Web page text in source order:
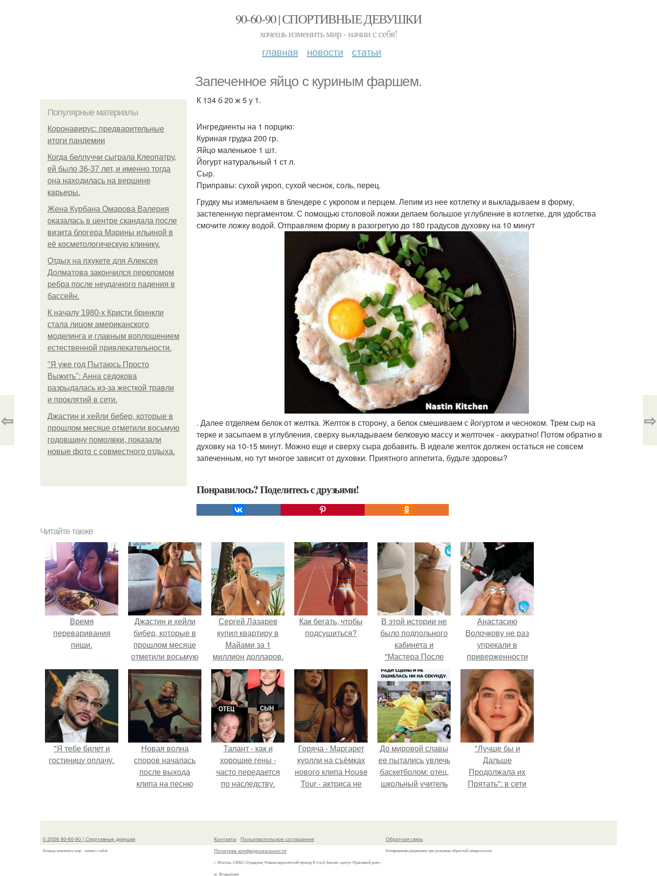
90-60-90 | СПОРТИВНЫЕ ДЕВУШКИ
хочешь изменить мир - начни с себя!
главная новости статьи
Запеченное яйцо с куриным фаршем.
Популярные материалы
Коронавирус: предварительные
итоги пандемии
Когда беллуччи сыграла Клеопатру,
ей было 36-37 лет, и именно тогда
она находилась на вершине
карьеры.
Жена Курбана Омарова Валерия
оказалась в центре скандала после
визита блогера Марины ильиной в
её косметологическую клинику.
Отдых на пхукете для Алексея
Долматова закончился переломом
ребра после неудачного падения в
бассейн.
К началу 1980-х Кристи бринкли
стала лицом американского
моделинга и главным воплощением
естественной привлекательности.
"Я уже год Пытаюсь Просто
Выжить": Анна седокова
разрыдалась из-за жесткой травли
и проклятий в сети.
Джастин и хейли бибер, которые в
прошлом месяце отметили восьмую
годовщину помолвки, показали
новые фото с совместного отдыха.
К 134 б 20 ж 5 у 1.
Ингредиенты на 1 порцию:
Куриная грудка 200 гр.
Яйцо маленькое 1 шт.
Йогурт натуральный 1 ст л.
Сыр.
Приправы: сухой укроп, сухой чеснок, соль, перец.
Грудку мы измельчаем в блендере с укропом и перцем. Лепим из нее котлетку и выкладываем в форму,
застеленную пергаментом. С помощью столовой ложки делаем большое углубление в котлетке, для удобства
смочите ложку водой. Отправляем форму в разогретую до 180 градусов духовку на 10 минут
. Далее отделяем белок от желтка. Желток в сторону, а белок смешиваем с йогуртом и чесноком. Трем сыр на
терке и засыпаем в углубления, сверху выкладываем белковую массу и желточек - аккуратно! Потом обратно в
духовку на 10-15 минут. Можно еще и сверху сыра добавить. В идеале желток должен остаться не совсем
запеченным, но тут многое зависит от духовки. Приятного аппетита, будьте здоровы?
Понравилось? Поделитесь с друзьями!
⇦ ⇨
Читайте также
Время
переваривания
пищи.
Джастин и хейли
бибер, которые в
прошлом месяце
отметили восьмую
годовщину
помолвки, показали
новые фото с
совместного
отдыха.
Сергей Лазарев
купил квартиру в
Майами за 1
миллион долларов.
Как бегать, чтобы
подсушиться?
В этой истории не
было подпольного
кабинета и
"Мастера После
Двухнедельных
Курсов".
Анастасию
Волочкову не раз
упрекали в
приверженности
устаревшим бьюти -
процедурам.
"Я тебе билет и
гостиницу оплачу.
Новая волна
споров началась
после выхода
клипа на песню
Талант - как и
хорошие гены -
часто передается
по наследству.
Горяча - Маргарет
куолли на съёмках
нового клипа House
Tour - актриса не
выступила в роли
До мировой славы
ее пытались увлечь
баскетболом: отец,
школьный учитель
игры, записал дочь
"Лучше бы и
Дальше
Продолжала их
Прятать": в сети
Шерон стоун.
© 2026 90-60-90 | Спортивные девушки
Хочешь изменить мир - начни с себя!
Контакты
Пользовательское соглашение
Политика конфидециальности
г. Москва, СВАО, Отрадное, Нововладыкинский проезд 8 стр.4, Бизнес-центр «Красивый дом»,
м. Владыкино
Обратная связь
Копирование разрешено при указании обратной гиперссылки.